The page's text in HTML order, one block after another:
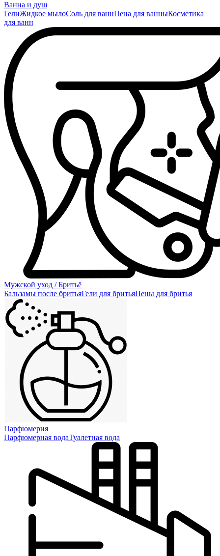
Ванна и душ
ГелиЖидкое мылоСоль для ваннПена для ванныКосметика
для ванн
Мужской уход / Бритьё
Бальзамы после бритьяГели для бритьяПены для бритья
Парфюмерия
Парфюмерная водаТуалетная вода